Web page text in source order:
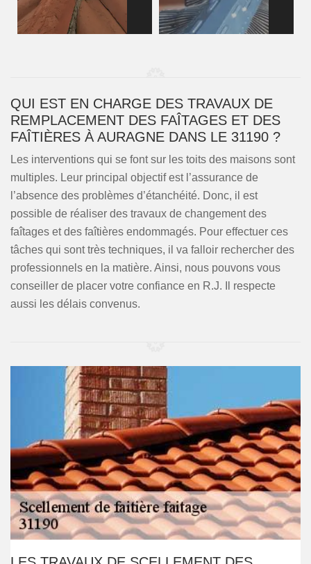
QUI EST EN CHARGE DES TRAVAUX DE
REMPLACEMENT DES FAÎTAGES ET DES
FAÎTIÈRES À AURAGNE DANS LE 31190 ?
Les interventions qui se font sur les toits des maisons sont
multiples. Leur principal objectif est l’assurance de
l’absence des problèmes d’étanchéité. Donc, il est
possible de réaliser des travaux de changement des
faîtages et des faîtières endommagés. Pour effectuer ces
tâches qui sont très techniques, il va falloir rechercher des
professionnels en la matière. Ainsi, nous pouvons vous
conseiller de placer votre confiance en R.J. Il respecte
aussi les délais convenus.